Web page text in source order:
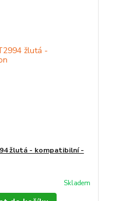
žlutá - kompatibilní -
Skladem